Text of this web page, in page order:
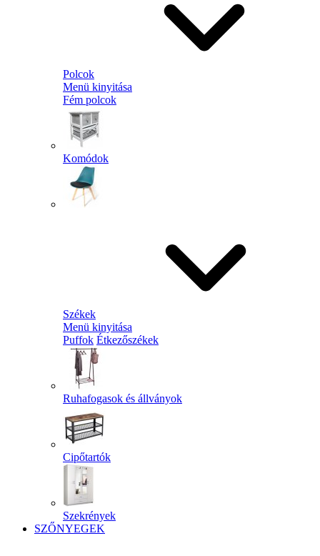
Polcok
Menü kinyitása
Fém polcok
Komódok
Székek
Menü kinyitása
Puffok Étkezőszékek
Ruhafogasok és állványok
Cipőtartók
Szekrények
SZŐNYEGEK